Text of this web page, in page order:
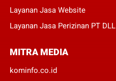
Layanan Jasa Website
Layanan Jasa Perizinan PT DLL
MITRA MEDIA
kominfo.co.id